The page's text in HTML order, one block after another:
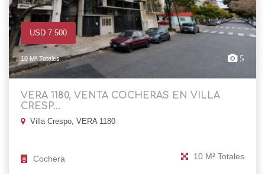
USD 7.500
10 M² Totales 5
VERA 1180, VENTA COCHERAS EN VILLA
CRESP...
Villa Crespo, VERA 1180
Cochera 10 M² Totales